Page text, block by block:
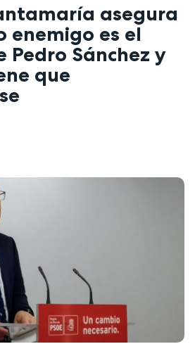
asegura
enemigo es el
Pedro Sánchez y
que